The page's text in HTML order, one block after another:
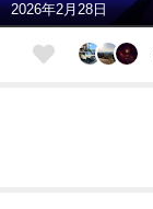
2026年2月28日